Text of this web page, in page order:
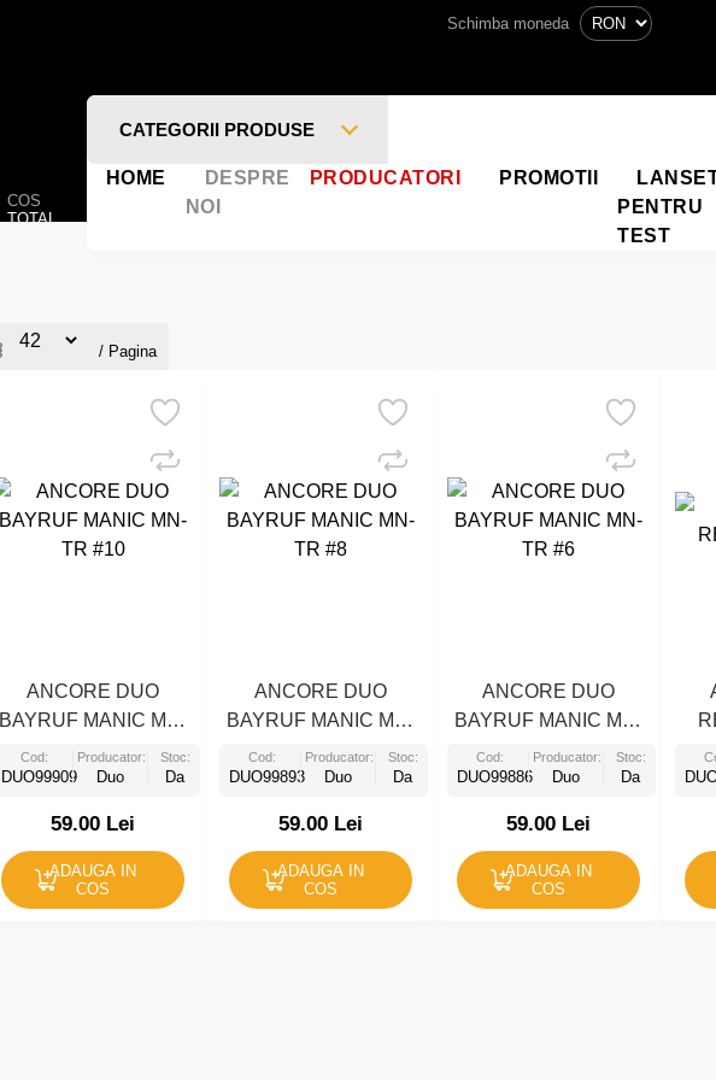
Schimba moneda
COS
TOTAL
CATEGORII PRODUSE
HOME
DESPRE
NOI
PRODUCATORI PROMOTII
PENTRU
TEST
/ Pagina
ANCORE DUO
BAYRUF MANIC MN-
TR #10
Cod:
DUO99909
Producator:
Duo
Stoc:
Da
59.00 Lei
ADAUGA IN
COS
ANCORE DUO
BAYRUF MANIC MN-
TR #8
Cod:
DUO99893
Producator:
Duo
Stoc:
Da
59.00 Lei
ADAUGA IN
COS
ANCORE DUO
BAYRUF MANIC MN-
TR #6
Cod:
DUO99886
Producator:
Duo
Stoc:
Da
59.00 Lei
ADAUGA IN
COS